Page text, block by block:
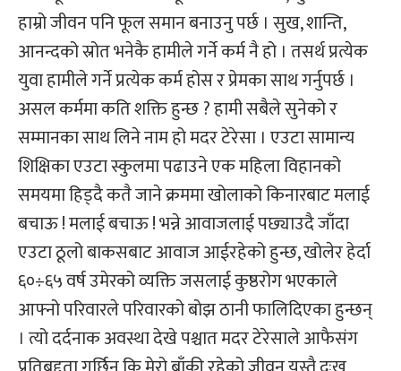
हाम्रो जीवन पनि फूल समान बनाउनु पर्छ । सुख, शान्ति,
आनन्दको स्रोत भनेकै हामीले गर्ने कर्म नै हो । तसर्थ प्रत्येक
युवा हामीले गर्ने प्रत्येक कर्म होस र प्रेमका साथ गर्नुपर्छ ।
असल कर्ममा कति शक्ति हुन्छ ? हामी सबैले सुनेको र
सम्मानका साथ लिने नाम हो मदर टेरेसा । एउटा सामान्य
शिक्षिका एउटा स्कुलमा पढाउने एक महिला विहानको
समयमा हिड्दै कतै जाने क्रममा खोलाको किनारबाट मलाई
बचाऊ ! मलाई बचाऊ ! भन्ने आवाजलाई पछ्याउदै जाँदा
एउटा ठूलो बाकसबाट आवाज आईरहेको हुन्छ, खोलेर हेर्दा
६०÷६५ वर्ष उमेरको व्यक्ति जसलाई कुष्ठरोग भएकाले
आफ्नो परिवारले परिवारको बोझ ठानी फालिदिएका हुन्छन्
। त्यो दर्दनाक अवस्था देखे पश्चात मदर टेरेसाले आफैसंग